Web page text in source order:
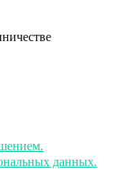
данных.